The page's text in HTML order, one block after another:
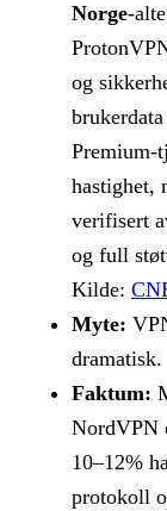
Norge-
og
Premium-
hastighet,
verifisert
og full
Kilde:
Myte:
dramatisk.
Faktum:
NordVPN
10–12%
protokoll